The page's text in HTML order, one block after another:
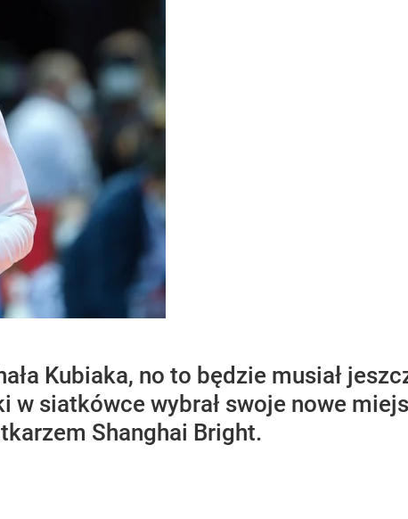
Kubiaka, no to będzie musiał
siatkówce wybrał swoje nowe
Shanghai Bright.